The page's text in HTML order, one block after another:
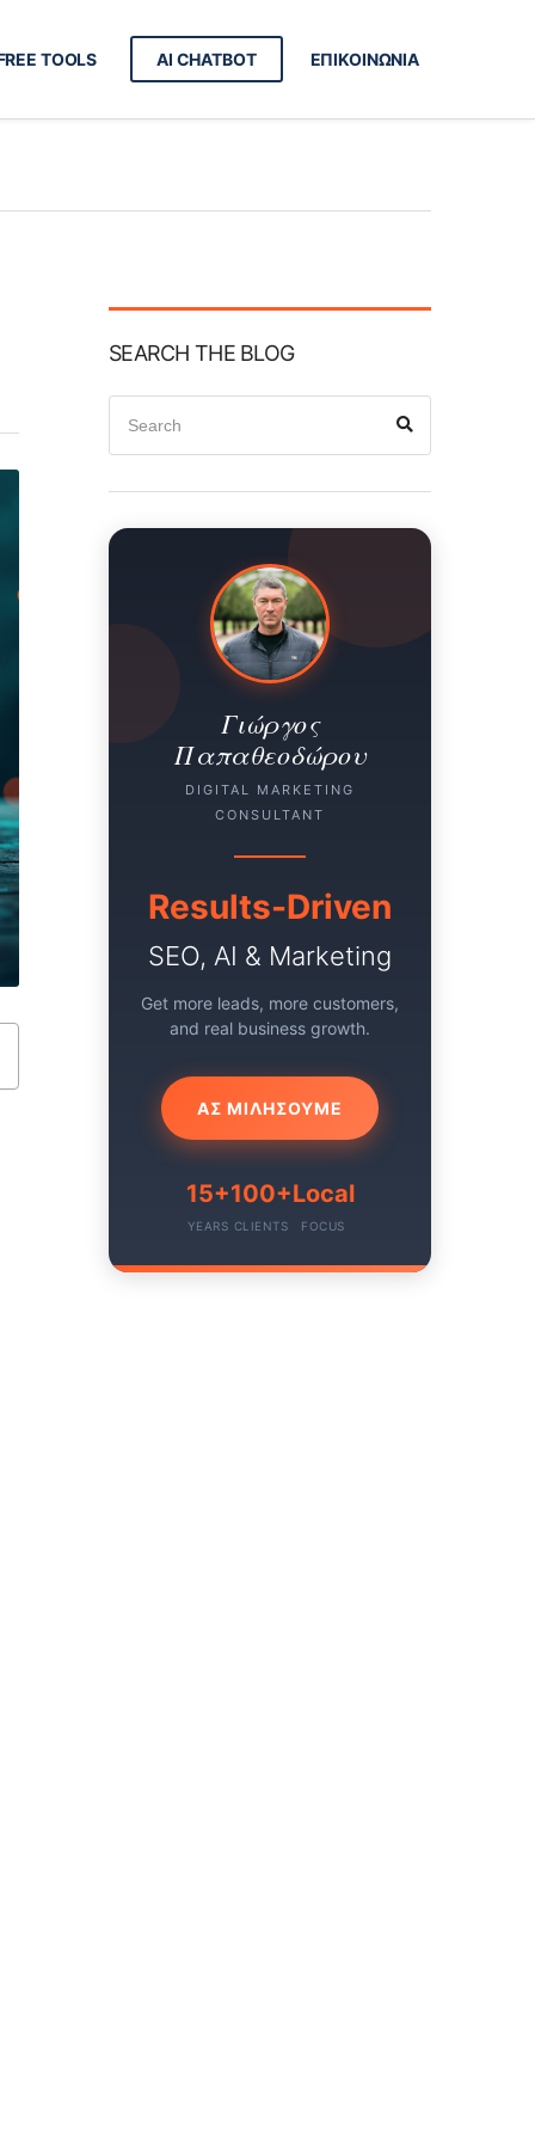
TOOLS AI CHATBOT ΕΠΙΚΟΙΝΩΝΙΑ
SEARCH THE BLOG
Search
for:
Γιώργος
Παπαθεοδώρου
DIGITAL MARKETING
CONSULTANT
Results-Driven
SEO, AI & Marketing
Get more leads, more customers,
and real business growth.
ΑΣ ΜΙΛΗΣΟΥΜΕ
15+
YEARS
100+
CLIENTS
Local
FOCUS